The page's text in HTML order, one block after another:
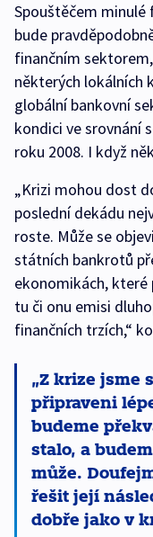
Spouštěčem minulé
bude
finančním
některých lokálních
globální bankovní
kondici ve srovnání
roku 2008. I když
„Krizi mohou dost
poslední dekádu
roste. Může se
státních bankrotů
ekonomikách, které
tu či onu emisi
finančních trzích,“
Z krize jsme
připraveni
budeme
stalo, a
může.
řešit její
dobře jako v